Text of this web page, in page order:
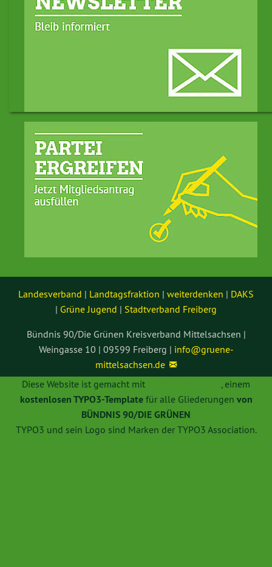
Landesverband | Landtagsfraktion | weiterdenken | DAKS
| Grüne Jugend | Stadtverband Freiberg
Bündnis 90/Die Grünen Kreisverband Mittelsachsen |
Weingasse 10 | 09599 Freiberg | info@gruene-
mittelsachsen.de
Diese Website ist gemacht mit
, einem
kostenlosen TYPO3-Templatefür alle Gliederungen von
BÜNDNIS 90/DIE GRÜNEN
TYPO3 und sein Logo sind Marken der TYPO3 Association.